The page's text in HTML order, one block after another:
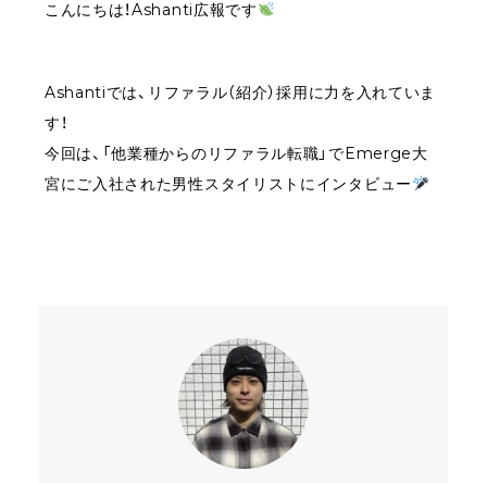
こんにちは！Ashanti広報です
Ashantiでは、リファラル（紹介）採用に力を入れていま
す！
今回は、「他業種からのリファラル転職」でEmerge大
宮にご入社された男性スタイリストにインタビュー